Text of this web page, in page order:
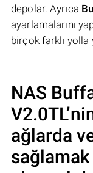
depolar. Ayrıca
ayarlamalarını
birçok farklı yolla
NAS
V2.0TL
ağlarda